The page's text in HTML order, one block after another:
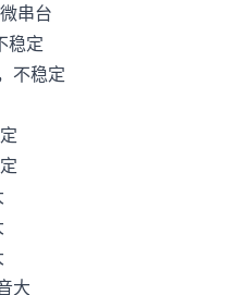
台
定
稳定